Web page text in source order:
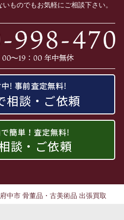
府中市 骨董品・古美術品 出張買取
ものでもお気軽にご相談下さい。